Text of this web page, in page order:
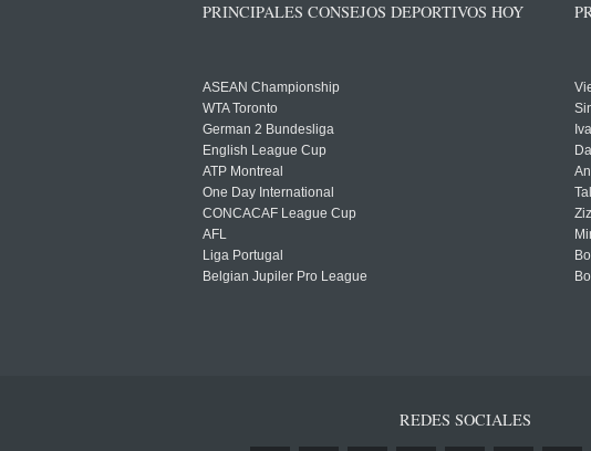
PRINCIPALES CONSEJOS DEPORTIVOS HOY
ASEAN Championship
WTA Toronto
German 2 Bundesliga
English League Cup
ATP Montreal
One Day International
CONCACAF League Cup
AFL
Liga Portugal
Belgian Jupiler Pro League
REDES SOCIALES